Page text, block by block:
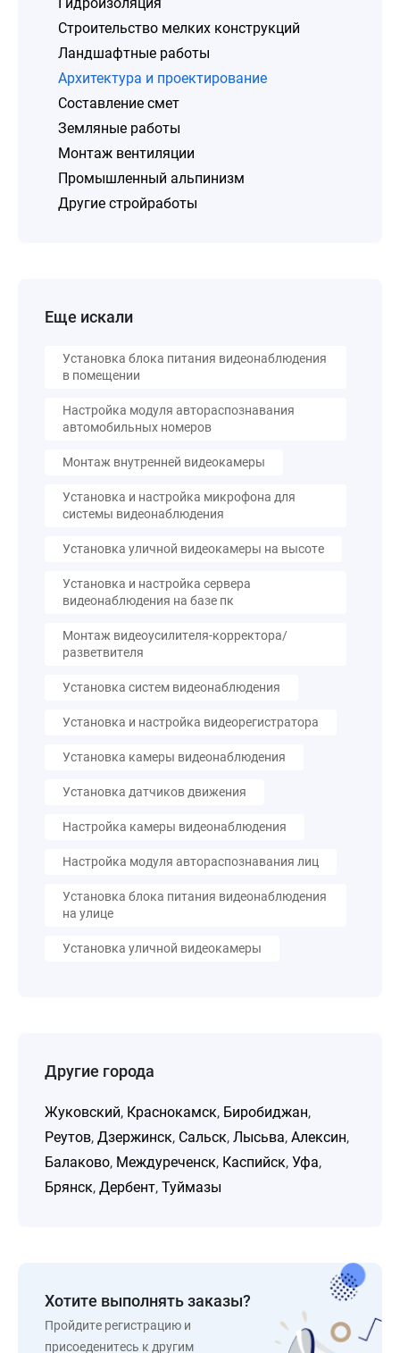
Строительство мелких конструкций
Ландшафтные работы
Архитектура и проектирование
Составление смет
Земляные работы
Монтаж вентиляции
Промышленный альпинизм
Другие стройработы
Еще искали
Установка блока питания видеонаблюдения
в помещении
Настройка модуля автораспознавания
автомобильных номеров
Монтаж внутренней видеокамеры
Установка и настройка микрофона для
системы видеонаблюдения
Установка уличной видеокамеры на высоте
Установка и настройка сервера
видеонаблюдения на базе пк
Монтаж видеоусилителя-корректора/
разветвителя
Установка систем видеонаблюдения
Установка и настройка видеорегистратора
Установка камеры видеонаблюдения
Установка датчиков движения
Настройка камеры видеонаблюдения
Настройка модуля автораспознавания лиц
Установка блока питания видеонаблюдения
на улице
Установка уличной видеокамеры
Другие города
Жуковский, Краснокамск, Биробиджан,
Реутов, Дзержинск, Сальск, Лысьва, Алексин,
Балаково, Междуреченск, Каспийск, Уфа,
Брянск, Дербент, Туймазы
Хотите выполнять заказы?
Пройдите регистрацию и
присоеденитесь к другим